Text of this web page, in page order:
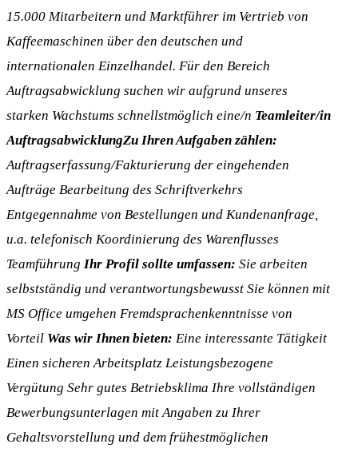
15.000 Mitarbeitern und Marktführer im Vertrieb von
Kaffeemaschinen über den deutschen und
internationalen Einzelhandel. Für den Bereich
Auftragsabwicklung suchen wir aufgrund unseres
starken Wachstums schnellstmöglich eine/n Teamleiter/in
AuftragsabwicklungZu Ihren Aufgaben zählen:
Auftragserfassung/Fakturierung der eingehenden
Aufträge Bearbeitung des Schriftverkehrs
Entgegennahme von Bestellungen und Kundenanfrage,
u.a. telefonisch Koordinierung des Warenflusses
Teamführung Ihr Profil sollte umfassen: Sie arbeiten
selbstständig und verantwortungsbewusst Sie können mit
MS Office umgehen Fremdsprachenkenntnisse von
Vorteil Was wir Ihnen bieten: Eine interessante Tätigkeit
Einen sicheren Arbeitsplatz Leistungsbezogene
Vergütung Sehr gutes Betriebsklima Ihre vollständigen
Bewerbungsunterlagen mit Angaben zu Ihrer
Gehaltsvorstellung und dem frühestmöglichen